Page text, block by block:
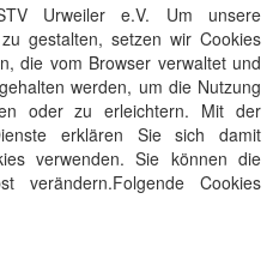
Urweiler e.V. Um unsere
gestalten, setzen wir Cookies
die vom Browser verwaltet und
werden, um die Nutzung
oder zu erleichtern. Mit der
erklären Sie sich damit
verwenden. Sie können die
verändern.Folgende Cookies